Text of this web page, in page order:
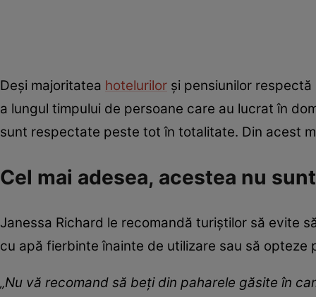
Deși majoritatea hotelurilor și pensiunilor
a lungul timpului de persoane care au lucrat în
sunt respectate peste tot în totalitate. Din acest
Cel mai adesea, acestea nu
Janessa Richard le recomandă turiștilor să evite
cu apă fierbinte înainte de utilizare sau să opteze
„Nu vă recomand să beți din paharele găsite în